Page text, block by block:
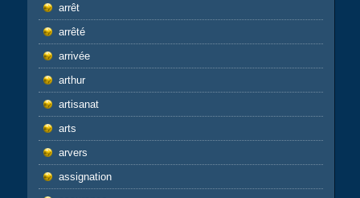
arrêt
arrêté
arrivée
arthur
artisanat
arts
arvers
assignation